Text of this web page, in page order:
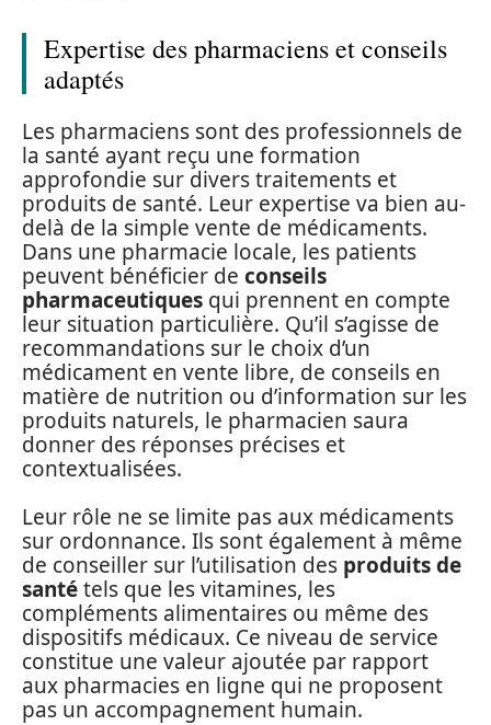
Expertise des pharmaciens et conseils
adaptés
Les pharmaciens sont des professionnels de
la santé ayant reçu une formation
approfondie sur divers traitements et
produits de santé. Leur expertise va bien au-
delà de la simple vente de médicaments.
Dans une pharmacie locale, les patients
peuvent bénéficier de conseils
pharmaceutiques qui prennent en compte
leur situation particulière. Qu’il s’agisse de
recommandations sur le choix d’un
médicament en vente libre, de conseils en
matière de nutrition ou d’information sur les
produits naturels, le pharmacien saura
donner des réponses précises et
contextualisées.
Leur rôle ne se limite pas aux médicaments
sur ordonnance. Ils sont également à même
de conseiller sur l’utilisation des produits de
santétels que les vitamines, les
compléments alimentaires ou même des
dispositifs médicaux. Ce niveau de service
constitue une valeur ajoutée par rapport
aux pharmacies en ligne qui ne proposent
pas un accompagnement humain.